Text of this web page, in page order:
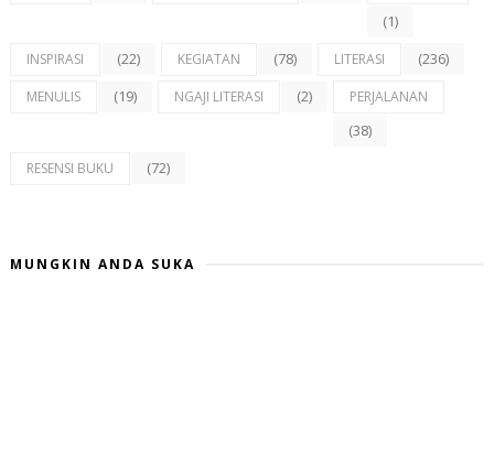
(1)
INSPIRASI (22) KEGIATAN (78) LITERASI (236)
MENULIS (19) NGAJI LITERASI (2) PERJALANAN
(38)
RESENSI BUKU (72)
MUNGKIN ANDA SUKA